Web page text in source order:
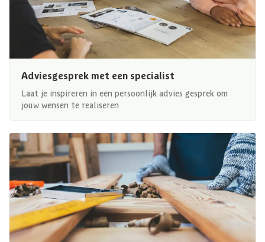
Adviesgesprek met een specialist
Laat je inspireren in een persoonlijk advies gesprek om
jouw wensen te realiseren